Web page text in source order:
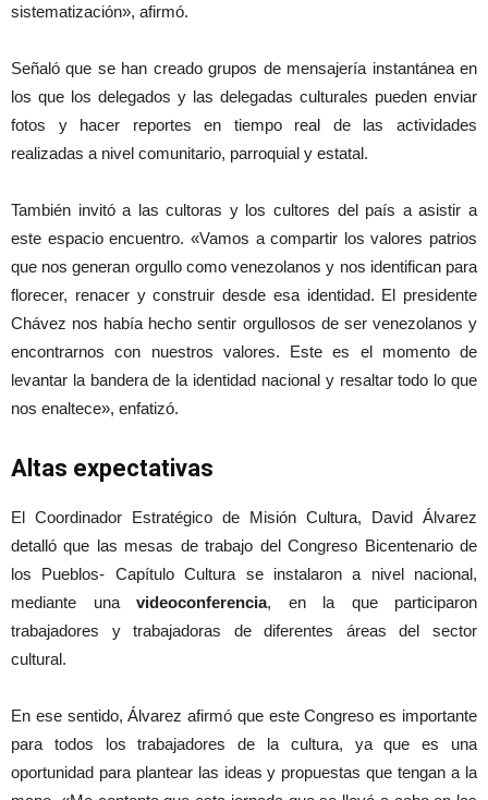
sistematización», afirmó.
Señaló que se han creado grupos de mensajería instantánea en
los que los delegados y las delegadas culturales pueden enviar
fotos y hacer reportes en tiempo real de las actividades
realizadas a nivel comunitario, parroquial y estatal.
También invitó a las cultoras y los cultores del país a asistir a
este espacio encuentro. «Vamos a compartir los valores patrios
que nos generan orgullo como venezolanos y nos identifican para
florecer, renacer y construir desde esa identidad. El presidente
Chávez nos había hecho sentir orgullosos de ser venezolanos y
encontrarnos con nuestros valores. Este es el momento de
levantar la bandera de la identidad nacional y resaltar todo lo que
nos enaltece», enfatizó.
Altas expectativas
El Coordinador Estratégico de Misión Cultura, David Álvarez
detalló que las mesas de trabajo del Congreso Bicentenario de
los Pueblos- Capítulo Cultura se instalaron a nivel nacional,
mediante una videoconferencia, en la que participaron
trabajadores y trabajadoras de diferentes áreas del sector
cultural.
En ese sentido, Álvarez afirmó que este Congreso es importante
para todos los trabajadores de la cultura, ya que es una
oportunidad para plantear las ideas y propuestas que tengan a la